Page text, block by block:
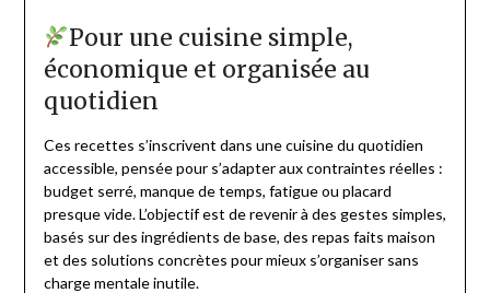
Pour une cuisine simple,
économique et organisée au
quotidien
Ces recettes s’inscrivent dans une cuisine du quotidien
accessible, pensée pour s’adapter aux contraintes réelles :
budget serré, manque de temps, fatigue ou placard
presque vide. L’objectif est de revenir à des gestes simples,
basés sur des ingrédients de base, des repas faits maison
et des solutions concrètes pour mieux s’organiser sans
charge mentale inutile.